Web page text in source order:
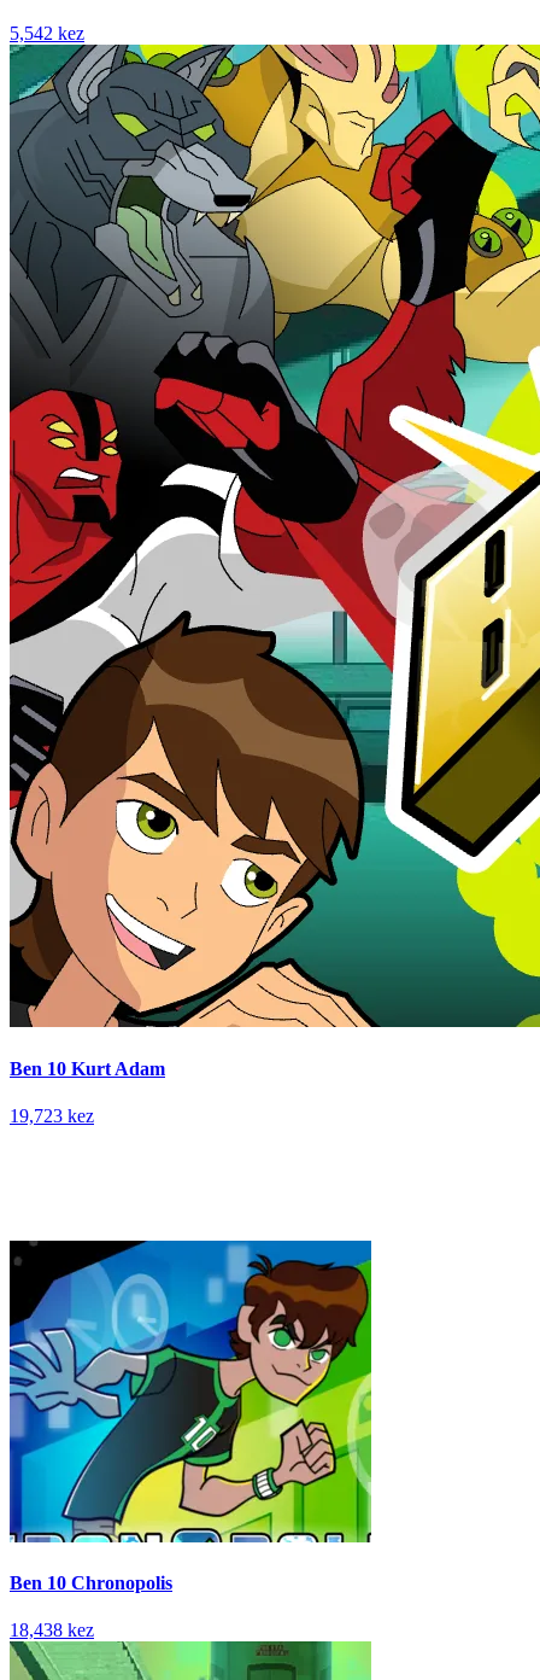
5,542 kez
Ben 10 Kurt Adam
19,723 kez
Ben 10 Chronopolis
18,438 kez